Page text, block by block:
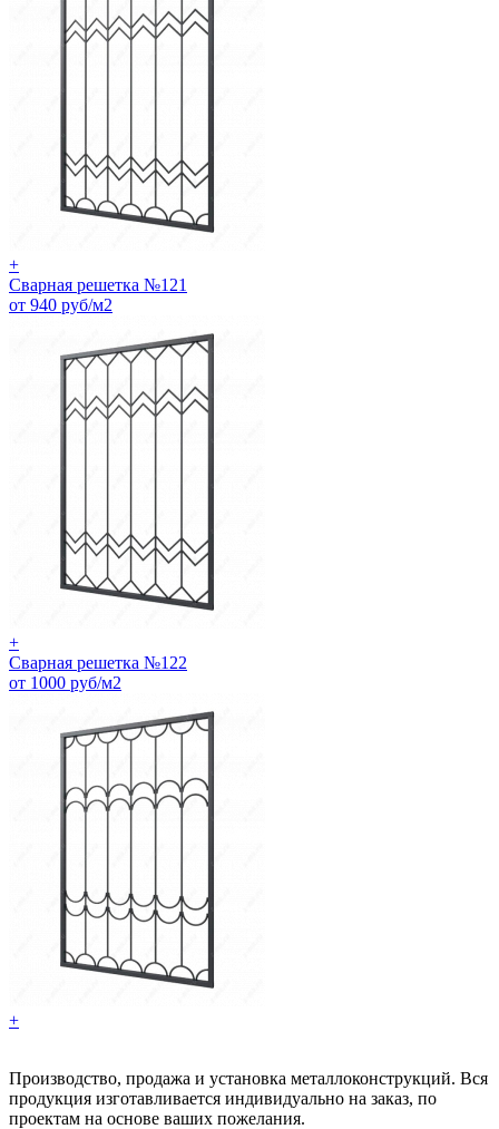
+
Сварная решетка №121
от 940 руб/м2
+
Сварная решетка №122
от 1000 руб/м2
+
Производство, продажа и установка металлоконструкций. Вся
продукция изготавливается индивидуально на заказ, по
проектам на основе ваших пожелания.